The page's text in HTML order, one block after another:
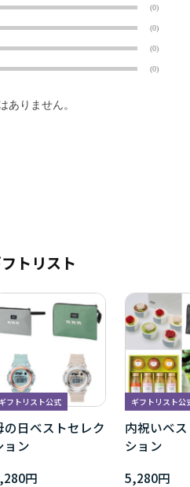
(0)
(0)
(0)
(0)
ありません。
トリスト
ギフトリスト公式
の日ベストセレク
ョン
円
ギフトリスト公
内祝いベ
ション
5,280円